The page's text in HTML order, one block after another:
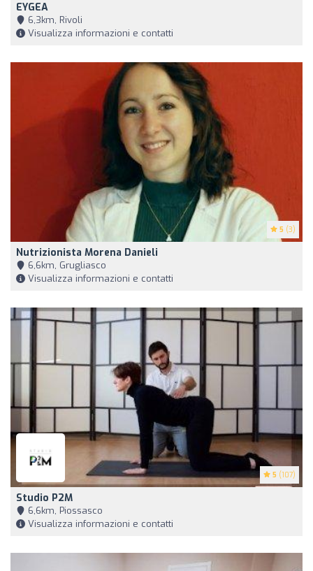
EYGEA
6,3km, Rivoli
Visualizza informazioni e contatti
5 (3)
Nutrizionista Morena Danieli
6,6km, Grugliasco
Visualizza informazioni e contatti
5 (107)
Studio P2M
6,6km, Piossasco
Visualizza informazioni e contatti